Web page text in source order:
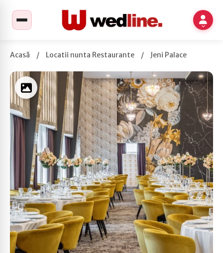
Acasă / Locatii nunta Restaurante / Jeni Palace